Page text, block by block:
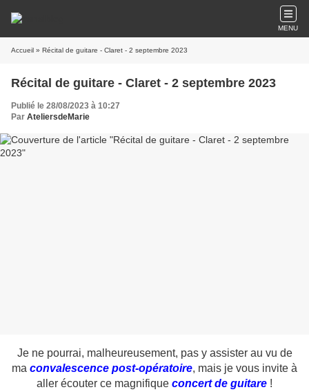
MENU
Accueil » Récital de guitare - Claret - 2 septembre 2023
Récital de guitare - Claret - 2 septembre 2023
Publié le 28/08/2023 à 10:27
Par AteliersdeMarie
Je ne pourrai, malheureusement, pas y assister au vu de
ma convalescence post-opératoire, mais je vous invite à
aller écouter ce magnifique concert de guitare !